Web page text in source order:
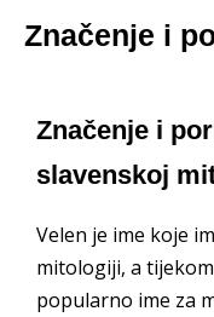
Značenje i
Značenje i
slavenskoj
Velen je ime koje
mitologiji, a
popularno ime za